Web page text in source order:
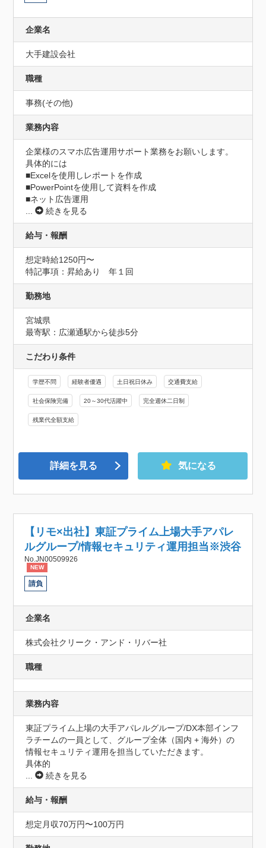
企業名
大手建設会社
職種
事務(その他)
業務内容
企業様のスマホ広告運用サポート業務をお願いします。
具体的には
■Excelを使用しレポートを作成
■PowerPointを使用して資料を作成
■ネット広告運用
...
続きを見る
給与・報酬
想定時給1250円〜
特記事項：昇給あり　年１回
勤務地
宮城県
最寄駅：広瀬通駅から徒歩5分
こだわり条件
学歴不問 経験者優遇 土日祝日休み 交通費支給
社会保険完備 20～30代活躍中 完全週休二日制
残業代全額支給
詳細を見る 気になる
【リモ×出社】東証プライム上場大手アパレ
ルグループ/情報セキュリティ運用担当※渋谷
No.JN00509926
NEW
請負
企業名
株式会社クリーク・アンド・リバー社
職種
業務内容
東証プライム上場の大手アパレルグループ/DX本部インフ
ラチームの一員として、グループ全体（国内 + 海外）の
情報セキュリティ運用を担当していただきます。
具体的
...
続きを見る
給与・報酬
想定月収70万円〜100万円